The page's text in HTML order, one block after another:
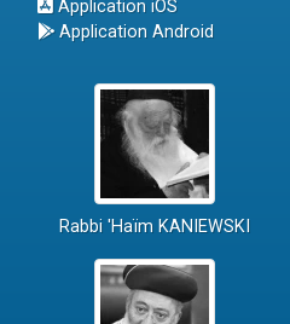
Application iOS
Application Android
Rabbi 'Haïm KANIEWSKI